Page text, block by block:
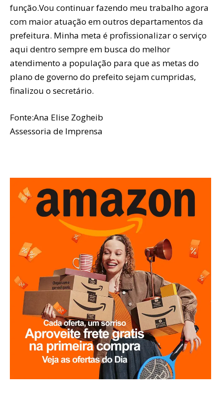
função.Vou continuar fazendo meu trabalho agora
com maior atuação em outros departamentos da
prefeitura. Minha meta é profissionalizar o serviço
aqui dentro sempre em busca do melhor
atendimento a população para que as metas do
plano de governo do prefeito sejam cumpridas,
finalizou o secretário.
Fonte:Ana Elise Zogheib
Assessoria de Imprensa